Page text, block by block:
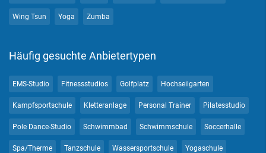
Wing Tsun Yoga Zumba
Häufig gesuchte Anbietertypen
EMS-Studio Fitnessstudios Golfplatz Hochseilgarten
Kampfsportschule Kletteranlage Personal Trainer Pilatesstudio
Pole Dance-Studio Schwimmbad Schwimmschule Soccerhalle
Spa/Therme Tanzschule Wassersportschule Yogaschule